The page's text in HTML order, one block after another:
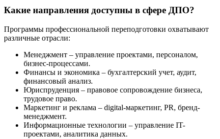
Какие направления доступны в сфере ДПО?
Программы профессиональной переподготовки охватывают
различные отрасли:
Менеджмент – управление проектами, персоналом,
бизнес-процессами.
Финансы и экономика – бухгалтерский учет, аудит,
финансовый анализ.
Юриспруденция – правовое сопровождение бизнеса,
трудовое право.
Маркетинг и реклама – digital-маркетинг, PR, бренд-
менеджмент.
Информационные технологии – управление IT-
проектами, аналитика данных.